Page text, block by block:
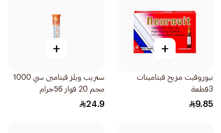
+
نيوروفيت مزيج فيتامينات
3قطعة
9.85
+
ستريب ويلز فيتامين سي 1000
مجم 20 فوار 56جرام
24.9